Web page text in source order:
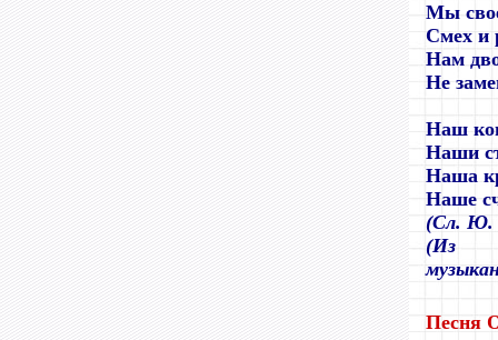
Мы
Смех и
Нам
Не
Наш
Наши
Наша
Наше
(Сл. Ю.
(Из
Песня